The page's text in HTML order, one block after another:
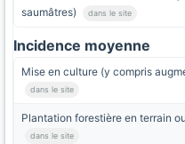
saumâtres)
dans le site
Incidence moyenne
Mise en culture (y compris
dans le site
Plantation forestière en terrain
dans le site